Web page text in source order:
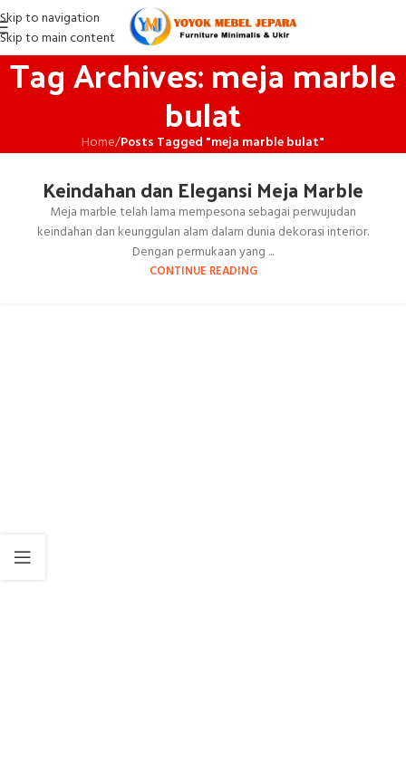
Skip to navigation
Skip to main content
Tag Archives: meja marble
bulat
Home/Posts Tagged "meja marble bulat"
Keindahan dan Elegansi Meja Marble
Meja marble telah lama mempesona sebagai perwujudan
keindahan dan keunggulan alam dalam dunia dekorasi interior.
Dengan permukaan yang ...
CONTINUE READING